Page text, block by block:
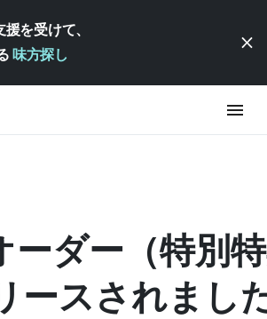
援を受けて、
味方探し
ダー（特別
ースされまし